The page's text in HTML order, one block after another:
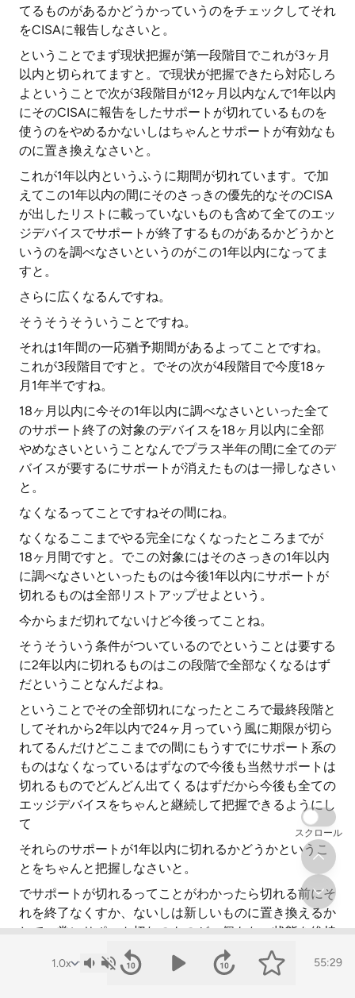
てるものがあるかどうかっていうのをチェックしてそれ
をCISAに報告しなさいと。
ということでまず現状把握が第一段階目でこれが3ヶ月
以内と切られてますと。で現状が把握できたら対応しろ
よということで次が3段階目が12ヶ月以内なんで1年以内
にそのCISAに報告をしたサポートが切れているものを
使うのをやめるかないしはちゃんとサポートが有効なも
のに置き換えなさいと。
これが1年以内というふうに期間が切れています。で加
えてこの1年以内の間にそのさっきの優先的なそのCISA
が出したリストに載っていないものも含めて全てのエッ
ジデバイスでサポートが終了するものがあるかどうかと
いうのを調べなさいというのがこの1年以内になってま
すと。
さらに広くなるんですね。
そうそうそういうことですね。
それは1年間の一応猶予期間があるよってことですね。
これが3段階目ですと。でその次が4段階目で今度18ヶ
月1年半ですね。
18ヶ月以内に今その1年以内に調べなさいといった全て
のサポート終了の対象のデバイスを18ヶ月以内に全部
やめなさいということなんでプラス半年の間に全てのデ
バイスが要するにサポートが消えたものは一掃しなさい
と。
なくなるってことですねその間にね。
なくなるここまでやる完全になくなったところまでが
18ヶ月間ですと。でこの対象にはそのさっきの1年以内
に調べなさいといったものは今後1年以内にサポートが
切れるものは全部リストアップせよという。
今からまだ切れてないけど今後ってことね。
そうそういう条件がついているのでということは要する
に2年以内に切れるものはこの段階で全部なくなるはず
だということなんだよね。
ということでその全部切れになったところで最終段階と
してそれから2年以内で24ヶ月っていう風に期限が切ら
れてるんだけどここまでの間にもうすでにサポート系の
ものはなくなっているはずなので今後も当然サポートは
切れるものでどんどん出てくるはずだから今後も全ての
エッジデバイスをちゃんと継続して把握できるようにし
て
それらのサポートが1年以内に切れるかどうかというこ
とをちゃんと把握しなさいと。
でサポートが切れるってことがわかったら切れる前にそ
れを終了なくすか、ないしは新しいものに置き換えるか
して、常にサポート切れのものが一個もない状態を維持
こういうプロセスを確立しなさいとこれを2年以内にや
55:29
スクロール